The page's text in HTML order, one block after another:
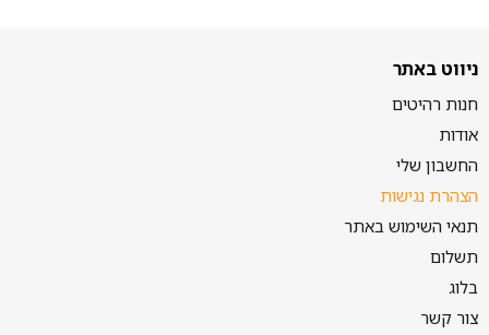
ניווט באתר
חנות רהיטים
אודות
החשבון שלי
הצהרת נגישות
תנאי השימוש באתר
תשלום
בלוג
צור קשר